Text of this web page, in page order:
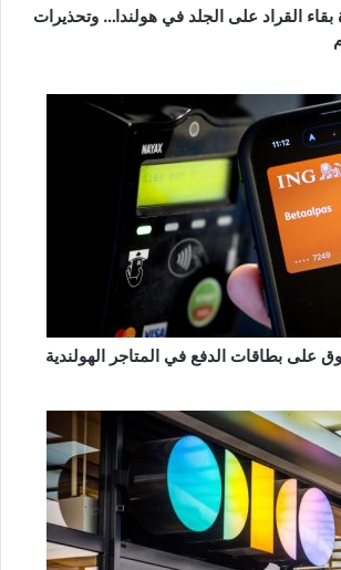
القراد على الجلد في هولندا… وتحذيرات
على بطاقات الدفع في المتاجر الهولندية